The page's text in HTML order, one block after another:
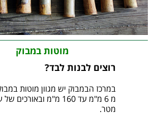
מוטות במבוק
רוצים לבנות לבד?
במרכז הבמבוק יש מגוון מוטות
מטר.